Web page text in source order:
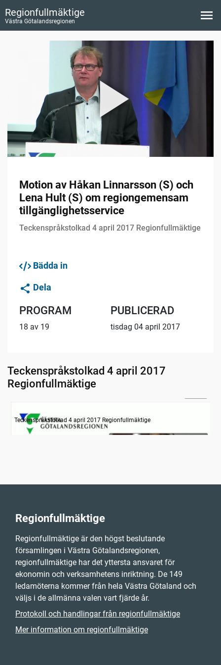
Regionfullmäktige
Västra Götalandsregionen
Motion av Håkan Linnarsson (S) och
Lena Hult (S) om regiongemensam
tillgänglighetsservice
Teckenspråkstolkad 4 april 2017 Regionfullmäktige
Bädda in
Dela
PROGRAM
18 av 19
PUBLICERAD
tisdag 04 april 2017
Teckenspråkstolkad 4 april 2017
Regionfullmäktige
Information om dagens ärenden
Teckenspråkstolkad 4 april 2017 Regionfullmäktige
Regionfullmäktige
Regionfullmäktige är den högst beslutande
församlingen i Västra Götalandsregionen,
regionfullmäktige har det yttersta ansvaret för
ekonomin och verksamhetens inriktning. De 149
ledamöterna kommer från hela Västra Götaland och
väljs i de allmänna valen vart fjärde år.
Protokoll och handlingar från regionfullmäktige
Mer information om regionfullmäktige